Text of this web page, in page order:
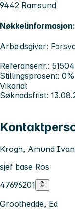
9442 Ramsund
Nøkkelinformasjon:
Arbeidsgiver:
Referansenr.:
Stillingsprosent: 0%
Vikariat
Søknadsfrist:
Krogh, Amund
sjef base Ros
47696201
Groothedde, Ed